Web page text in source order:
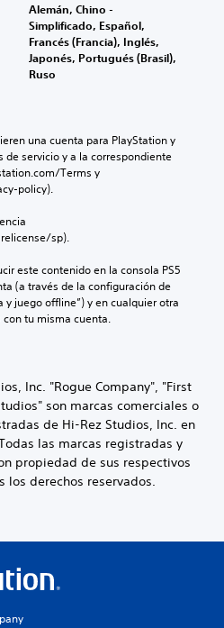
Alemán, Chino -
Simplificado, Español,
Francés (Francia), Inglés,
Japonés, Portugués (Brasil),
Ruso
una cuenta para PlayStation y
servicio y a la correspondiente
Terms y
policy).
sp).
este contenido en la consola PS5
(a través de la configuración de
y juego offline”) y en cualquier otra
con tu misma cuenta.
Inc. "Rogue Company", "First
son marcas comerciales o
de Hi-Rez Studios, Inc. en
las marcas registradas y
propiedad de sus respectivos
los derechos reservados.